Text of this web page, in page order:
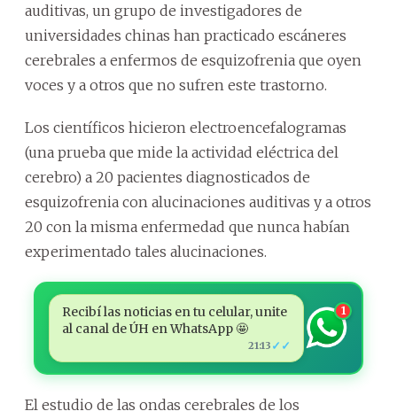
auditivas, un grupo de investigadores de
universidades chinas han practicado escáneres
cerebrales a enfermos de esquizofrenia que oyen
voces y a otros que no sufren este trastorno.
Los científicos hicieron electroencefalogramas
(una prueba que mide la actividad eléctrica del
cerebro) a 20 pacientes diagnosticados de
esquizofrenia con alucinaciones auditivas y a otros
20 con la misma enfermedad que nunca habían
experimentado tales alucinaciones.
Recibí las noticias en tu celular, unite
al canal de ÚH en WhatsApp 🤩
21:13 ✓✓
1
El estudio de las ondas cerebrales de los